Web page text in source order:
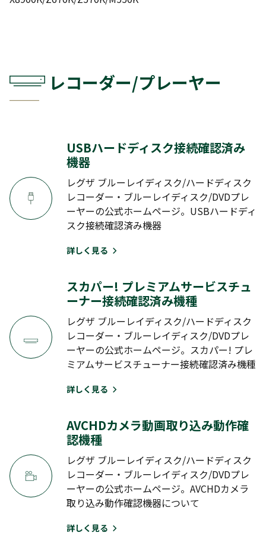
J8
J7
G9
E SERIES
E770S E350S E350N
E350M
E670R
E350R
C SERIES
C340X C310X
BZ SERIES
BZ710X
BM SERIES
2012年～2010年モデルの「接続確認済み機器」を見る
2009年モデル以前の「接続確認済み機器」を見る
レコーダー/プレーヤー
USBハードディスク接続確認済み
機器
レグザ ブルーレイディスク/ハードディスク
レコーダー・ブルーレイディスク/DVDプレ
ーヤーの公式ホームページ。USBハードディ
スク接続確認済み機器
詳しく見る
スカパー! プレミアムサービスチュ
ーナー接続確認済み機種
レグザ ブルーレイディスク/ハードディスク
レコーダー・ブルーレイディスク/DVDプレ
ーヤーの公式ホームページ。スカパー! プレ
ミアムサービスチューナー接続確認済み機種
詳しく見る
AVCHDカメラ動画取り込み動作確
認機種
レグザ ブルーレイディスク/ハードディスク
レコーダー・ブルーレイディスク/DVDプレ
ーヤーの公式ホームページ。AVCHDカメラ
取り込み動作確認機器について
詳しく見る